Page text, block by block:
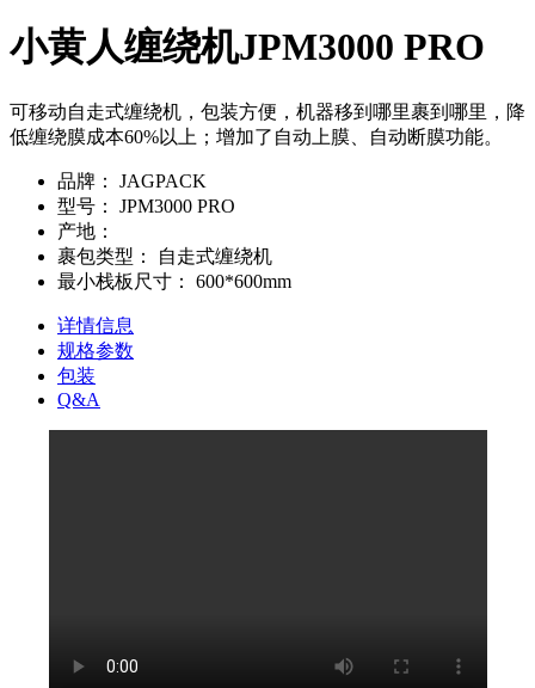
小黄人缠绕机JPM3000 PRO
可移动自走式缠绕机，包装方便，机器移到哪里裹到哪里，降
低缠绕膜成本60%以上；增加了自动上膜、自动断膜功能。
品牌：
JAGPACK
型号：
JPM3000 PRO
产地：
裹包类型：
自走式缠绕机
最小栈板尺寸：
600*600mm
详情信息
规格参数
包装
Q&A